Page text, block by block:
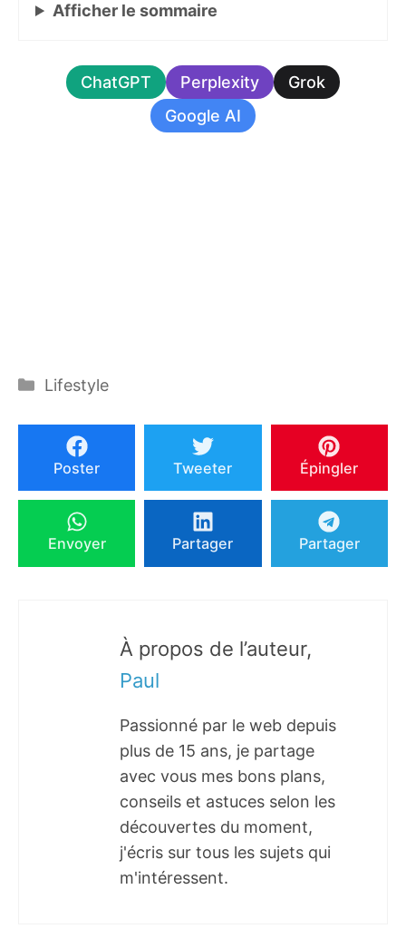
Afficher le sommaire
ChatGPT Perplexity
Grok
Google AI
Catégories
Lifestyle
Poster Tweeter Épingler
Envoyer Partager Partager
À propos de l’auteur,
Paul
Passionné par le web depuis
plus de 15 ans, je partage
avec vous mes bons plans,
conseils et astuces selon les
découvertes du moment,
j'écris sur tous les sujets qui
m'intéressent.